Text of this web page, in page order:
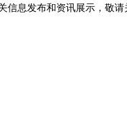
息发布和资讯展示，敬请